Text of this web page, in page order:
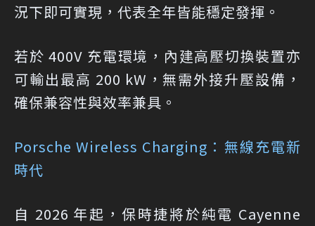
況下即可實現，代表全年皆能穩定發揮。
若於 400V 充電環境，內建高壓切換裝置亦
可輸出最高 200 kW，無需外接升壓設備，
確保兼容性與效率兼具。
Porsche Wireless Charging：無線充電新
時代
自 2026 年起，保時捷將於純電 Cayenne